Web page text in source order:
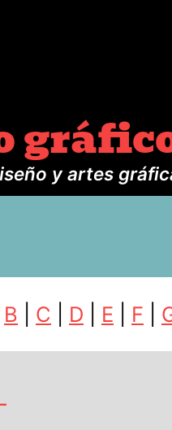
y artes
B C D E F